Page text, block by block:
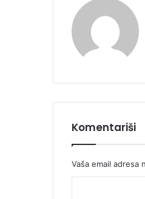
Komentariši
Vaša email adresa